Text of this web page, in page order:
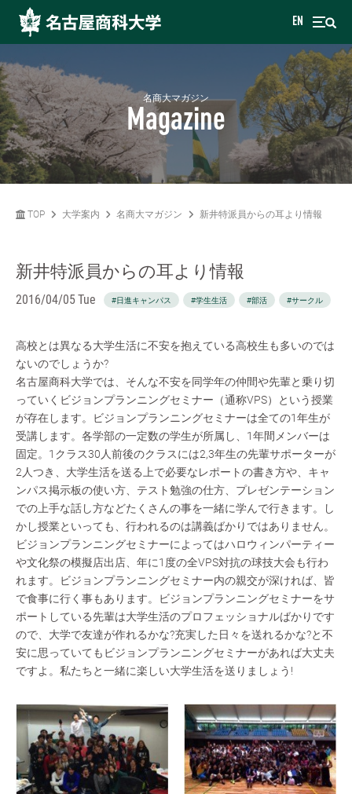
EN
名商大マガジン
Magazine
TOP 大学案内 名商大マガジン 新井特派員からの耳より情報
新井特派員からの耳より情報
2016/04/05 Tue #日進キャンパス #学生生活 #部活 #サークル
高校とは異なる大学生活に不安を抱えている高校生も多いのでは
ないのでしょうか?
名古屋商科大学では、そんな不安を同学年の仲間や先輩と乗り切
っていくビジョンプランニングセミナー（通称VPS）という授業
が存在します。ビジョンプランニングセミナーは全ての1年生が
受講します。各学部の一定数の学生が所属し、1年間メンバーは
固定。1クラス30人前後のクラスには2,3年生の先輩サポーターが
2人つき、大学生活を送る上で必要なレポートの書き方や、キャ
ンパス掲示板の使い方、テスト勉強の仕方、プレゼンテーション
での上手な話し方などたくさんの事を一緒に学んで行きます。し
かし授業といっても、行われるのは講義ばかりではありません。
ビジョンプランニングセミナーによってはハロウィンパーティー
や文化祭の模擬店出店、年に1度の全VPS対抗の球技大会も行わ
れます。ビジョンプランニングセミナー内の親交が深ければ、皆
で食事に行く事もあります。ビジョンプランニングセミナーをサ
ポートしている先輩は大学生活のプロフェッショナルばかりです
ので、大学で友達が作れるかな?充実した日々を送れるかな?と不
安に思っていてもビジョンプランニングセミナーがあれば大丈夫
ですよ。私たちと一緒に楽しい大学生活を送りましょう!